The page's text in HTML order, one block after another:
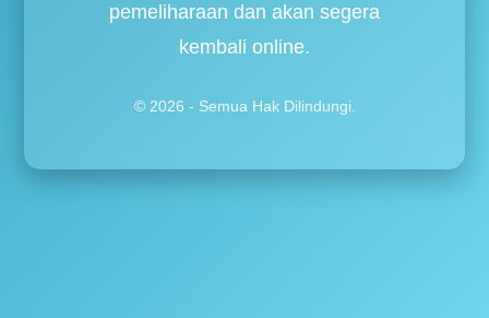
pemeliharaan dan akan segera
kembali online.
© 2026 - Semua Hak Dilindungi.